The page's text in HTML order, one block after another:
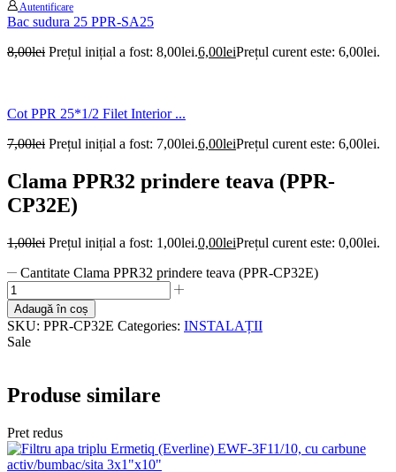
Autentificare
Bac sudura 25 PPR-SA25
8,00lei Prețul inițial a fost: 8,00lei.6,00leiPrețul curent este: 6,00lei.
Cot PPR 25*1/2 Filet Interior ...
7,00lei Prețul inițial a fost: 7,00lei.6,00leiPrețul curent este: 6,00lei.
Clama PPR32 prindere teava (PPR-
CP32E)
1,00lei Prețul inițial a fost: 1,00lei.0,00leiPrețul curent este: 0,00lei.
Cantitate Clama PPR32 prindere teava (PPR-CP32E)
Adaugă în coș
SKU: PPR-CP32E Categories: INSTALAȚII
Sale
Produse similare
Pret redus